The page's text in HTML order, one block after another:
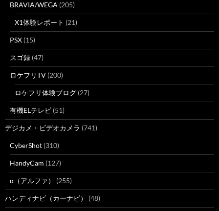
BRAVIA/WEGA (205)
X1体験レポート (21)
PSX (15)
スゴ録 (47)
ロケフリTV (200)
ロケフリ体験ブログ (27)
有機ELテレビ (51)
デジカメ・ビデオカメラ (741)
CyberShot (310)
HandyCam (127)
α（アルファ） (255)
ハンディナビ（カーナビ） (48)